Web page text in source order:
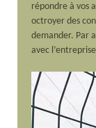
répondre à vos
octroyer des
demander. Par
avec